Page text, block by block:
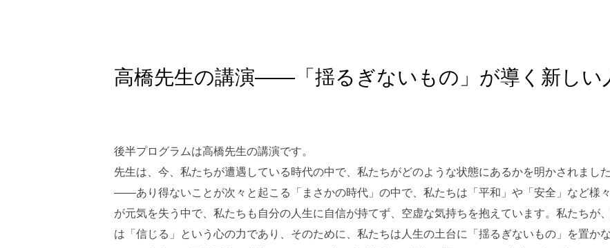
高橋先生の講演――「揺るぎないもの」が導く新しい
後半プログラムは高橋先生の講演です。
先生は、今、私たちが遭遇している時代の中で、私たちがどのような状態にあるかを明かされました
――あり得ないことが次々と起こる「まさかの時代」の中で、私たちは「平和」や「安全」など様
が元気を失う中で、私たちも自分の人生に自信が持てず、空虚な気持ちを抱えています。私たちが
は「信じる」という心の力であり、そのために、私たちは人生の土台に「揺るぎないもの」を置か